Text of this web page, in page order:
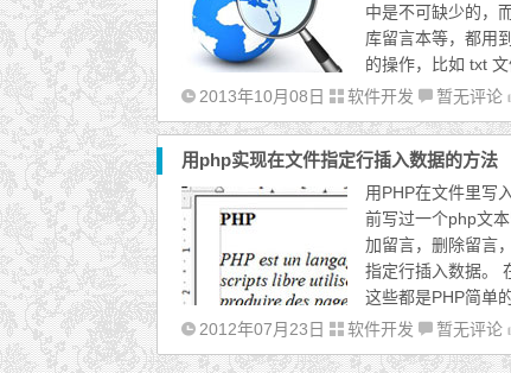
中是不可缺少的，
库留言本等，都用
的操作，比如 txt
2013年10月08日
软件开发 暂无评论
用php实现在文件指定行插入数据的方法
用PHP在文件里写
前写过一个php文
加留言，删除留言
指定行插入数据。
这些都是PHP简单
2012年07月23日
软件开发 暂无评论